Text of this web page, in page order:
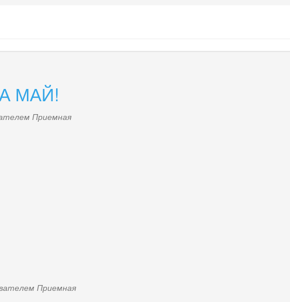
МАЙ!
Приемная
Приемная